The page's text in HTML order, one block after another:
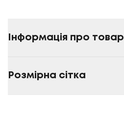
Інформація про товар
Розмірна сітка